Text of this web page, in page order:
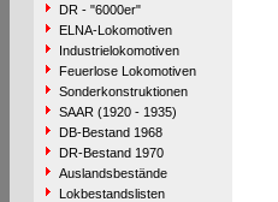
DR - "6000er"
ELNA-Lokomotiven
Industrielokomotiven
Feuerlose Lokomotiven
Sonderkonstruktionen
SAAR (1920 - 1935)
DB-Bestand 1968
DR-Bestand 1970
Auslandsbestände
Lokbestandslisten